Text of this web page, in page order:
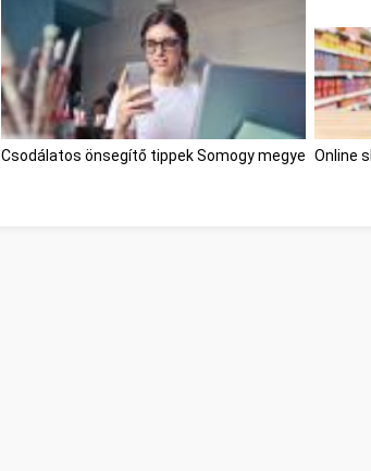
Csodálatos önsegítő tippek Somogy megye Online